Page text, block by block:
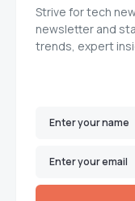
Strive for tech
newsletter and
trends, expert